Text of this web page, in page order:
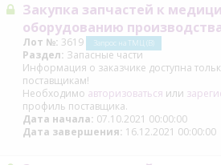
Закупка запчастей к
оборудованию
Лот №: 3619 Запрос на ТМЦ (В)
Раздел: Запасные части
Информация о заказчике доступна
поставщикам!
Необходимо авторизоваться или
профиль поставщика.
Дата начала: 07.10.2021 00:00:00
Дата завершения: 16.12.2021 00:00:00